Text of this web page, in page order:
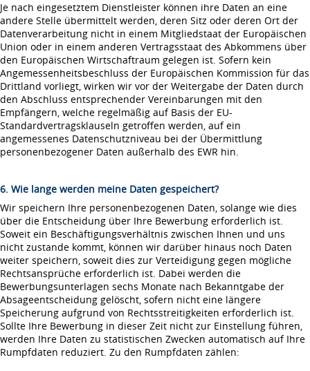
Je nach eingesetztem Dienstleister können ihre Daten an eine
andere Stelle übermittelt werden, deren Sitz oder deren Ort der
Datenverarbeitung nicht in einem Mitgliedstaat der Europäischen
Union oder in einem anderen Vertragsstaat des Abkommens über
den Europäischen Wirtschaftraum gelegen ist. Sofern kein
Angemessenheitsbeschluss der Europäischen Kommission für das
Drittland vorliegt, wirken wir vor der Weitergabe der Daten durch
den Abschluss entsprechender Vereinbarungen mit den
Empfängern, welche regelmäßig auf Basis der EU-
Standardvertragsklauseln getroffen werden, auf ein
angemessenes Datenschutzniveau bei der Übermittlung
personenbezogener Daten außerhalb des EWR hin.
6. Wie lange werden meine Daten gespeichert?
Wir speichern Ihre personenbezogenen Daten, solange wie dies
über die Entscheidung über Ihre Bewerbung erforderlich ist.
Soweit ein Beschäftigungsverhältnis zwischen Ihnen und uns
nicht zustande kommt, können wir darüber hinaus noch Daten
weiter speichern, soweit dies zur Verteidigung gegen mögliche
Rechtsansprüche erforderlich ist. Dabei werden die
Bewerbungsunterlagen sechs Monate nach Bekanntgabe der
Absageentscheidung gelöscht, sofern nicht eine längere
Speicherung aufgrund von Rechtsstreitigkeiten erforderlich ist.
Sollte Ihre Bewerbung in dieser Zeit nicht zur Einstellung führen,
werden Ihre Daten zu statistischen Zwecken automatisch auf Ihre
Rumpfdaten reduziert. Zu den Rumpfdaten zählen: